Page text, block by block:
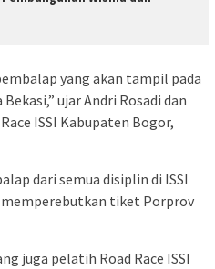
yang akan tampil pada
ujar Andri Rosadi dan
ISSI Kabupaten Bogor,
dari semua disiplin di ISSI
tiket Porprov
juga pelatih Road Race ISSI